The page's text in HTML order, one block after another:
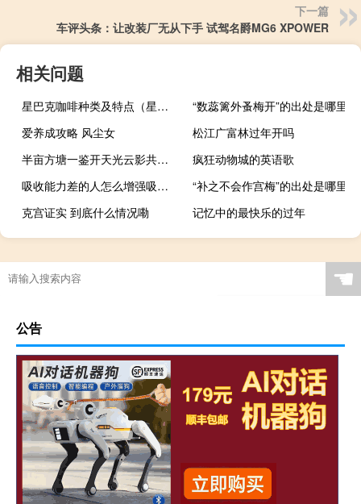
下一篇
车评头条：让改装厂无从下手 试驾名爵MG6 XPOWER
相关问题
星巴克咖啡种类及特点（星巴克咖啡种类）
“数蕊篱外蚤梅开”的出处是哪里
爱养成攻略 风尘女
松江广富林过年开吗
半亩方塘一鉴开天光云影共徘徊打一家用电器名 半亩方塘一鉴开天光云影共徘徊
疯狂动物城的英语歌
吸收能力差的人怎么增强吸收能力
“补之不会作宫梅”的出处是哪里
克宫证实 到底什么情况嘞
记忆中的最快乐的过年
☚
公告